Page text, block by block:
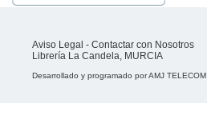
Aviso Legal - Contactar con Nosotros
Librería La Candela, MURCIA
Desarrollado y programado porAMJ TELECOM